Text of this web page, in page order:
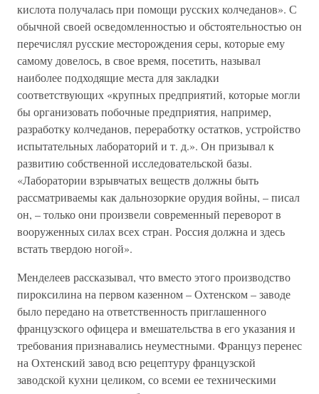
кислота получалась при помощи русских колчеданов». С
обычной своей осведомленностью и обстоятельностью он
перечислял русские месторождения серы, которые ему
самому довелось, в свое время, посетить, называл
наиболее подходящие места для закладки
соответствующих «крупных предприятий, которые могли
бы организовать побочные предприятия, например,
разработку колчеданов, переработку остатков, устройство
испытательных лабораторий и т. д.». Он призывал к
развитию собственной исследовательской базы.
«Лаборатории взрывчатых веществ должны быть
рассматриваемы как дальнозоркие орудия войны, – писал
он, – только они произвели современный переворот в
вооруженных силах всех стран. Россия должна и здесь
встать твердою ногой».
Менделеев рассказывал, что вместо этого производство
пироксилина на первом казенном – Охтенском – заводе
было передано на ответственность приглашенного
французского офицера и вмешательства в его указания и
требования признавались неуместными. Француз перенес
на Охтенский завод всю рецептуру французской
заводской кухни целиком, со всеми ее техническими